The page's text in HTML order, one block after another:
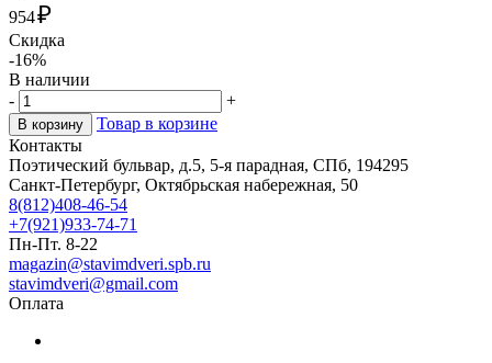
954₽
Скидка
-16%
В наличии
-
+
В корзину
Товар в корзине
Контакты
Поэтический бульвар, д.5, 5-я парадная, СПб, 194295
Санкт-Петербург, Октябрьская набережная, 50
8(812)408-46-54
+7(921)933-74-71
Пн-Пт. 8-22
magazin@stavimdveri.spb.ru
stavimdveri@gmail.com
Оплата